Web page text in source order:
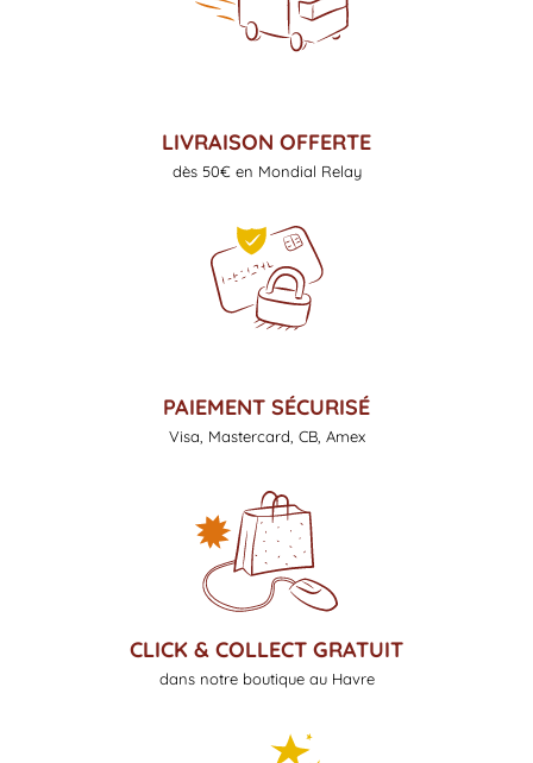
LIVRAISON OFFERTE
dès 50€ en Mondial Relay
PAIEMENT SÉCURISÉ
Visa, Mastercard, CB, Amex
CLICK & COLLECT GRATUIT
dans notre boutique au Havre